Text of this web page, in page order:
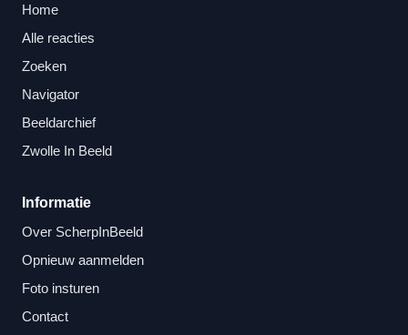
Home
Alle reacties
Zoeken
Navigator
Beeldarchief
Zwolle In Beeld
Informatie
Over ScherpInBeeld
Opnieuw aanmelden
Foto insturen
Contact